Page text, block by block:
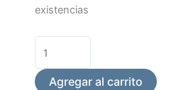
existencias
MaxCure
cantidad
Agregar al carrito